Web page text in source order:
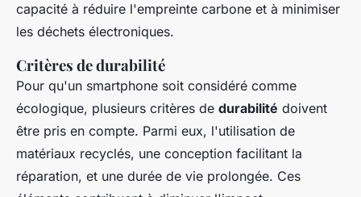
capacité à réduire l'empreinte carbone et à minimiser
les déchets électroniques.
Critères de durabilité
Pour qu'un smartphone soit considéré comme
écologique, plusieurs critères de durabilité doivent
être pris en compte. Parmi eux, l'utilisation de
matériaux recyclés, une conception facilitant la
réparation, et une durée de vie prolongée. Ces